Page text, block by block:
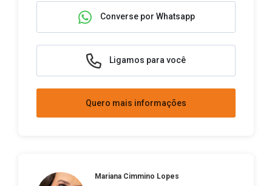
Converse por Whatsapp
Ligamos para você
Quero mais informações
Mariana Cimmino Lopes